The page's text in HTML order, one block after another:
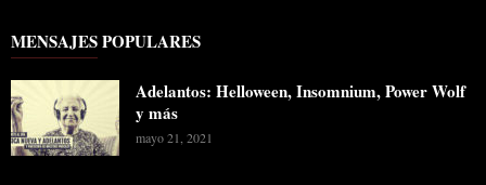
MENSAJES POPULARES
Adelantos: Helloween, Insomnium, Power Wolf
y más
mayo 21, 2021